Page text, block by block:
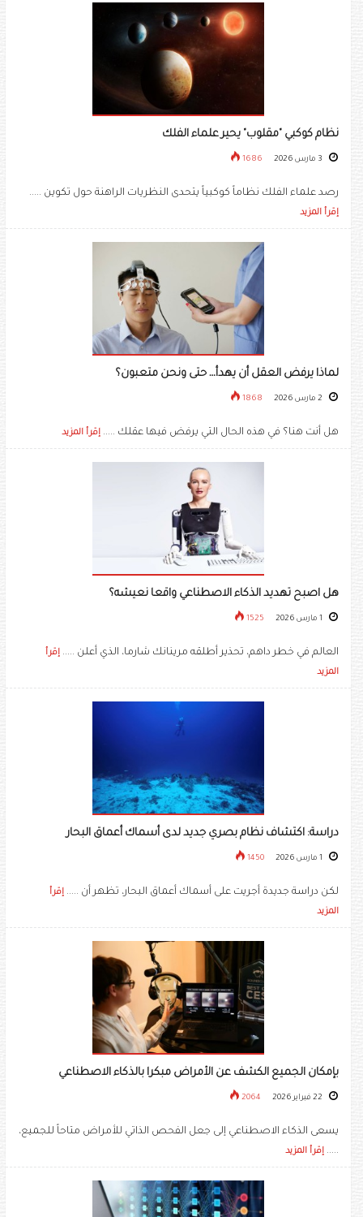
نظام كوكبي "مقلوب" يحير علماء الفلك
1686
رصد علماء الفلك نظاماً كوكبياً يتحدى النظريات الراهنة حول تكوين .....
إقرأ المزيد
لماذا يرفض العقل أن يهدأ… حتى ونحن متعبون؟
1868
هل أنت هنا؟ في هذه الحال التي يرفض فيها عقلك ..... إقرأ المزيد
هل اصبح تهديد الذكاء الاصطناعي واقعا نعيشه؟
1525
العالم في خطر داهم، تحذير أطلقه مرينانك شارما، الذي أعلن ..... إقرأ
المزيد
دراسة: اكتشاف نظام بصري جديد لدى أسماك أعماق البحار
1450
لكن دراسة جديدة أجريت على أسماك أعماق البحار، تظهر أن ..... إقرأ
المزيد
بإمكان الجميع الكشف عن الأمراض مبكرا بالذكاء الاصطناعي
2064
يسعى الذكاء الاصطناعي إلى جعل الفحص الذاتي للأمراض متاحاً للجميع،
..... إقرأ المزيد